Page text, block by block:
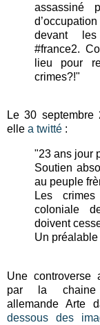
assassiné
devant
#france2.
lieu pour
crimes?!"
Le 30
elle a twitté :
"23 ans
Soutien
au peuple
Les crimes
coloniale
doivent
Un
Une controverse
par la chaine
allemande Arte
dessous des